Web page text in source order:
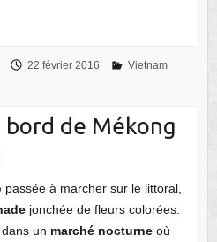
22 février 2016
Vietnam
bord de Mékong
passée à marcher sur le littoral,
jonchée de fleurs colorées.
un marché nocturneoù